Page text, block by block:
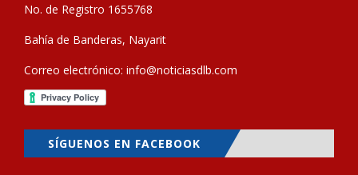
No. de Registro 1655768
Bahía de Banderas, Nayarit
Correo electrónico: info@noticiasdlb.com
SÍGUENOS EN FACEBOOK